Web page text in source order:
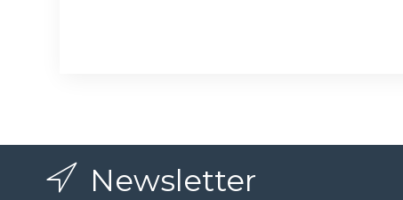
Newsletter